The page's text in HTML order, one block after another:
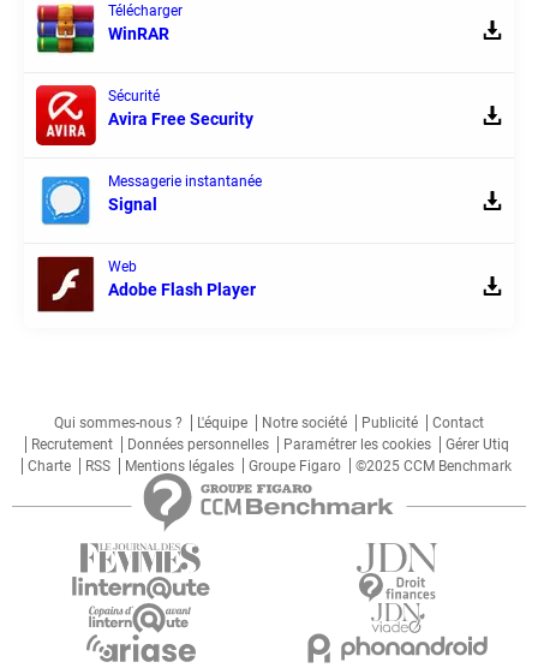
Télécharger
WinRAR
Sécurité
Avira Free Security
Messagerie instantanée
Signal
Web
Adobe Flash Player
Qui sommes-nous ? L'équipe Notre société Publicité
Contact
Recrutement
Données personnelles Paramétrer les cookies
Gérer Utiq
Charte
RSS Mentions légales Groupe Figaro ©2025 CCM Benchmark